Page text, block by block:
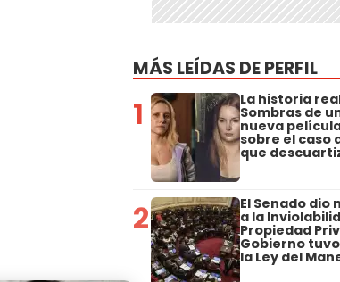
MÁS LEÍDAS DE PERFIL
1 La historia
Sombras de
nueva
sobre el caso
que
2 El Senado dio
a la
Propiedad
Gobierno
la Ley del